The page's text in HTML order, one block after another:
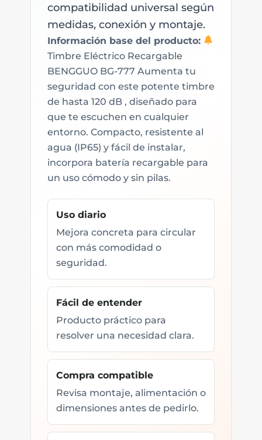
compatibilidad universal según
medidas, conexión y montaje.
Información base del producto:
Timbre Eléctrico Recargable
BENGGUO BG-777 Aumenta tu
seguridad con este potente timbre
de hasta 120 dB , diseñado para
que te escuchen en cualquier
entorno. Compacto, resistente al
agua (IP65) y fácil de instalar,
incorpora batería recargable para
un uso cómodo y sin pilas.
Uso diario
Mejora concreta para circular
con más comodidad o
seguridad.
Fácil de entender
Producto práctico para
resolver una necesidad clara.
Compra compatible
Revisa montaje, alimentación o
dimensiones antes de pedirlo.